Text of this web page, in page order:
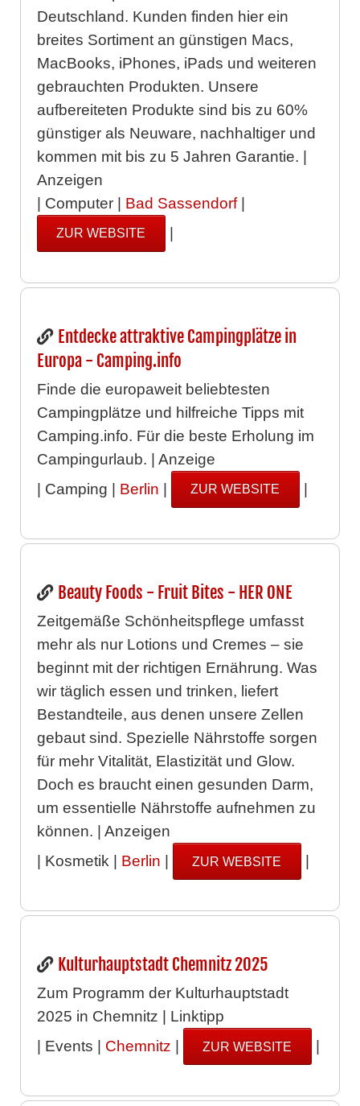
Deutschland. Kunden finden hier ein
breites Sortiment an günstigen Macs,
MacBooks, iPhones, iPads und weiteren
gebrauchten Produkten. Unsere
aufbereiteten Produkte sind bis zu 60%
günstiger als Neuware, nachhaltiger und
kommen mit bis zu 5 Jahren Garantie. |
Anzeigen
| Computer | Bad Sassendorf|
ZUR WEBSITE |
Entdecke attraktive Campingplätze in
Europa - Camping.info
Finde die europaweit beliebtesten
Campingplätze und hilfreiche Tipps mit
Camping.info. Für die beste Erholung im
Campingurlaub. | Anzeige
| Camping | Berlin | ZUR WEBSITE |
Beauty Foods - Fruit Bites - HER ONE
Zeitgemäße Schönheitspflege umfasst
mehr als nur Lotions und Cremes – sie
beginnt mit der richtigen Ernährung. Was
wir täglich essen und trinken, liefert
Bestandteile, aus denen unsere Zellen
gebaut sind. Spezielle Nährstoffe sorgen
für mehr Vitalität, Elastizität und Glow.
Doch es braucht einen gesunden Darm,
um essentielle Nährstoffe aufnehmen zu
können. | Anzeigen
| Kosmetik | Berlin | ZUR WEBSITE |
Kulturhauptstadt Chemnitz 2025
Zum Programm der Kulturhauptstadt
2025 in Chemnitz | Linktipp
| Events | Chemnitz | ZUR WEBSITE |